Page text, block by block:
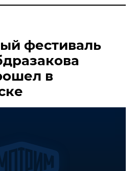
фестиваль
в